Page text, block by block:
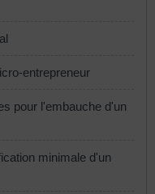
entrepreneur
pour l'embauche d'un
minimale d'un